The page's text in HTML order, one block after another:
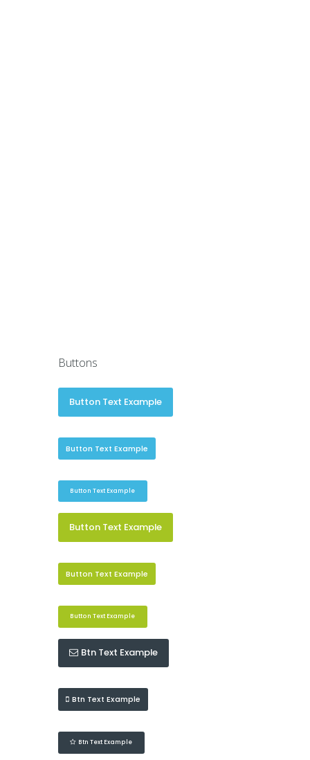
Buttons
Button Text Example
Button Text Example
Button Text Example
Button Text Example
Button Text Example
Button Text Example
Btn Text Example
Btn Text Example
Btn Text Example